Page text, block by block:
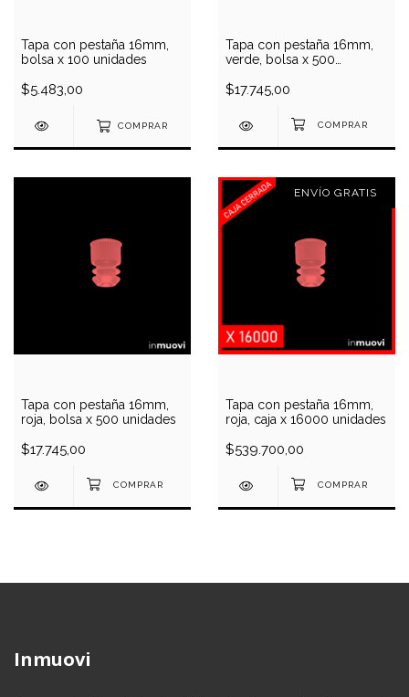
Tapa con pestaña 16mm,
bolsa x 100 unidades
$5.483,00
COMPRAR
Tapa con pestaña 16mm,
verde, bolsa x 500
$17.745,00
Tapa con pestaña 16mm,
roja, bolsa x 500 unidades
$17.745,00
ENVÍO GRATIS
Tapa con pestaña 16mm,
roja, caja x 16000 unidades
$539.700,00
Inmuovi